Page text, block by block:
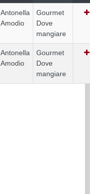
Antonella
Amodio
Gourmet
Dove
mangiare
Antonella
Amodio
Gourmet
Dove
mangiare